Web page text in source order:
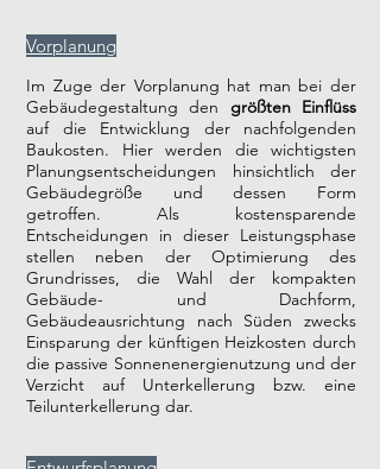
Vorplanung
Im Zuge der Vorplanung hat man bei der
Gebäudegestaltung den größten Einflüss
auf die Entwicklung der nachfolgenden
Baukosten. Hier werden die wichtigsten
Planungsentscheidungen hinsichtlich der
Gebäudegröße und dessen Form
getroffen. Als kostensparende
Entscheidungen in dieser Leistungsphase
stellen neben der Optimierung des
Grundrisses, die Wahl der kompakten
Gebäude- und Dachform,
Gebäudeausrichtung nach Süden zwecks
Einsparung der künftigen Heizkosten durch
die passive Sonnenenergienutzung und der
Verzicht auf Unterkellerung bzw. eine
Teilunterkellerung dar.